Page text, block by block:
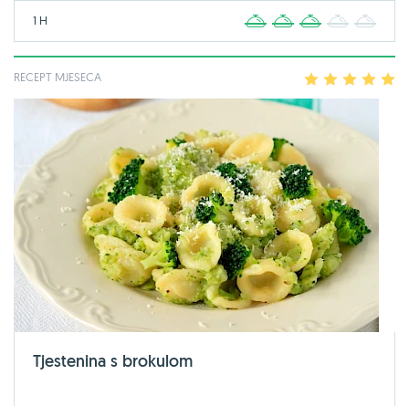
1 H 2 3 4
RECEPT MJESECA 2 3 4
Tjestenina s brokulom